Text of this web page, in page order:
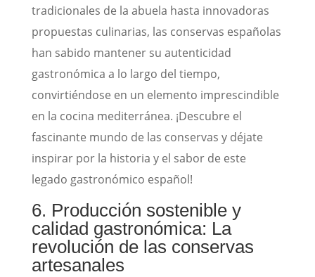
tradicionales de la abuela hasta innovadoras
propuestas culinarias, las conservas españolas
han sabido mantener su autenticidad
gastronómica a lo largo del tiempo,
convirtiéndose en un elemento imprescindible
en la cocina mediterránea. ¡Descubre el
fascinante mundo de las conservas y déjate
inspirar por la historia y el sabor de este
legado gastronómico español!
6. Producción sostenible y
calidad gastronómica: La
revolución de las conservas
artesanales